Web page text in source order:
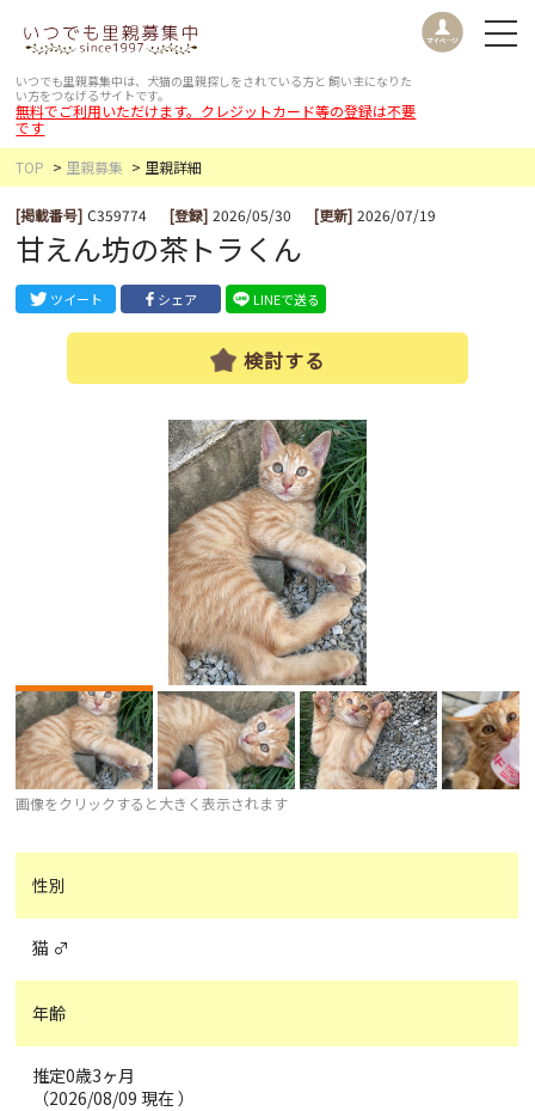
いつでも里親募集中は、犬猫の里親探しをされている方と 飼い主になりた
い方をつなげるサイトです。
無料でご利用いただけます。クレジットカード等の登録は不要
です
TOP
里親募集 里親詳細
[掲載番号] C359774 [登録] 2026/05/30 [更新] 2026/07/19
甘えん坊の茶トラくん
ツイート シェア LINEで送る
検討する
画像をクリックすると大きく表示されます
性別
猫 ♂
年齢
推定0歳3ヶ月
（2026/08/09 現在 ）